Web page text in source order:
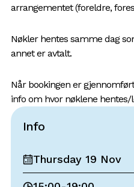
arrangementet (foreldre,
Nøkler hentes samme dag
annet er avtalt.
Når bookingen er
info om hvor nøklene hentes/
Info
Thursday 19 Nov